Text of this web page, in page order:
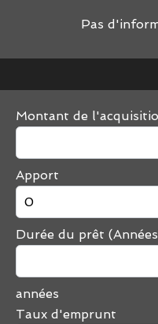
Pas
Montant de
Apport
Durée du prêt
années
Taux d'emprunt